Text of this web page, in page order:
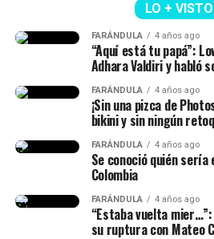
Y en este caso, todos estos
reacciones y se avivaron luego de
en una dinámica de preguntas y
historias de Instagram, q
desde hace siete años.
“Lo conocí hace
sido la historia de
impactante de la
pesar de muchos
LO + VISTO
FARÁNDULA 4 años ago
“Aquí está tu papá”:
Adhara Valdiri y habló
FARÁNDULA 4 años ago
¡Sin una pizca de
bikini y sin ningún
FARÁNDULA 4 años ago
Se conoció quién sería
Colombia
FARÁNDULA 4 años ago
“Estaba vuelta
su ruptura con Mateo